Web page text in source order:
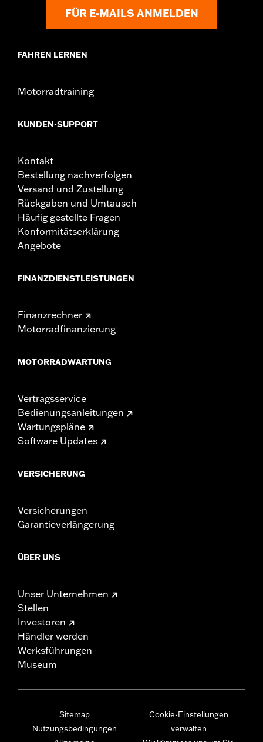
FÜR E-MAILS ANMELDEN
FAHREN LERNEN
Motorradtraining
KUNDEN-SUPPORT
Kontakt
Bestellung nachverfolgen
Versand und Zustellung
Rückgaben und Umtausch
Häufig gestellte Fragen
Konformitätserklärung
Angebote
FINANZDIENSTLEISTUNGEN
Finanzrechner
Motorradfinanzierung
MOTORRADWARTUNG
Vertragsservice
Bedienungsanleitungen
Wartungspläne
Software Updates
VERSICHERUNG
Versicherungen
Garantieverlängerung
ÜBER UNS
Unser Unternehmen
Stellen
Investoren
Händler werden
Werksführungen
Museum
Sitemap
Nutzungsbedingungen
Cookie-Einstellungen
verwalten